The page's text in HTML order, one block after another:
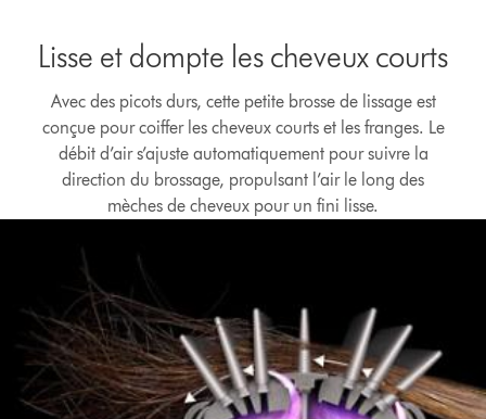
Lisse et dompte les cheveux courts
Avec des picots durs, cette petite brosse de lissage est
conçue pour coiffer les cheveux courts et les franges. Le
débit d’air s’ajuste automatiquement pour suivre la
direction du brossage, propulsant l’air le long des
mèches de cheveux pour un fini lisse.